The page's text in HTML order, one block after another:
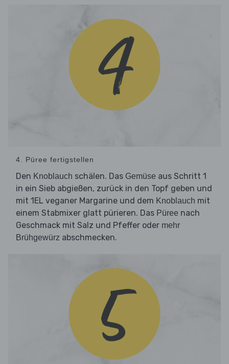
4. Püree fertigstellen
Den Knoblauch schälen. Das Gemüse aus Schritt 1
in ein Sieb abgießen, zurück in den Topf geben und
mit 1EL veganer Margarine und dem Knoblauch mit
einem Stabmixer glatt pürieren. Das Püree nach
Geschmack mit Salz und Pfeffer oder mehr
Brühgewürz abschmecken.